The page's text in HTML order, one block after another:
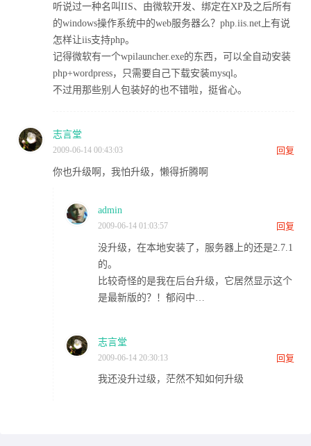
听说过一种名叫IIS、由微软开发、绑定在XP及之后所有
的windows操作系统中的web服务器么？php.iis.net上有说
怎样让iis支持php。
记得微软有一个wpilauncher.exe的东西，可以全自动安装
php+wordpress，只需要自己下载安装mysql。
不过用那些别人包装好的也不错啦，挺省心。
志言堂
2009-06-14 00:43:03 回复
你也升级啊，我怕升级，懒得折腾啊
admin
2009-06-14 01:03:57 回复
没升级，在本地安装了，服务器上的还是2.7.1
的。
比较奇怪的是我在后台升级，它居然显示这个
是最新版的？！郁闷中…
志言堂
2009-06-14 20:30:13 回复
我还没升过级，茫然不知如何升级